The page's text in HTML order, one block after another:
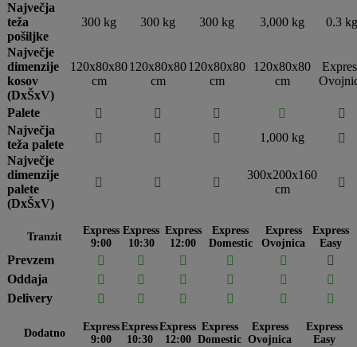
Največja
teža
pošiljke
300 kg 300 kg 300 kg 3,000 kg 0.3 kg
Največje
dimenzije
kosov
(DxŠxV)
120x80x80
cm
120x80x80
cm
120x80x80
cm
120x80x80
cm
Palete    

Največja
teža palete
   1,000 kg

Največje
dimenzije
palete
(DxŠxV)
  
300x200x160
cm

Tranzit
Express
9:00
Express
10:30
Express
12:00
Express
Domestic
Express
Ovojnica
Express
Easy
Prevzem     

Oddaja
    

Delivery
     
Dodatno
Express
9:00
Express
10:30
Express
12:00
Express
Domestic
Express
Ovojnica
Express
Easy